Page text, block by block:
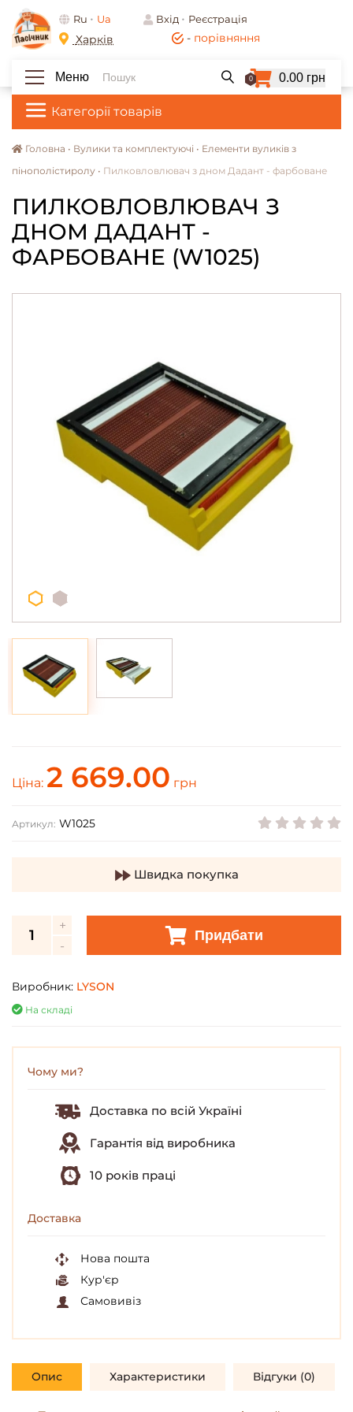
- порівняння
Ru Ua Вхід Реєстрація
Харків
Категорії товарів
Меню 0 0.00 грн
Головна • Вулики та комплектуючі • Елементи вуликів з
пінополістиролу • Пилковловлювач з дном Дадант - фарбоване
ПИЛКОВЛОВЛЮВАЧ З
ДНОМ ДАДАНТ -
ФАРБОВАНЕ (W1025)
Ціна: 2 669.00 грн
Артикул: W1025
Швидка покупка
Придбати
Виробник: LYSON
На складі
Чому ми?
Доставка по всій Україні
Гарантія від виробника
10 років праці
Доставка
Нова пошта
Кур'єр
Самовивіз
Опис Характеристики Відгуки (0)